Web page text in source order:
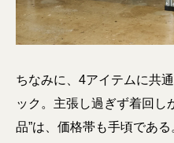
ちなみに、4アイテムに共
ック。主張し過ぎず着回し
品”は、価格帯も手頃である